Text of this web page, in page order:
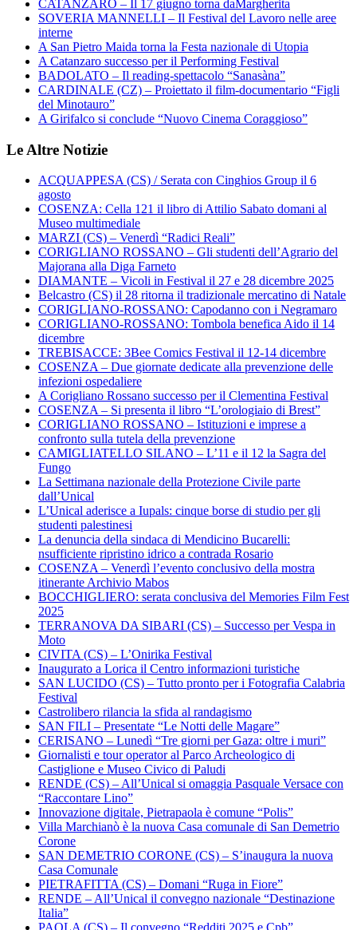
CATANZARO – Il 17 giugno torna daMargherita
SOVERIA MANNELLI – Il Festival del Lavoro nelle aree
interne
A San Pietro Maida torna la Festa nazionale di Utopia
A Catanzaro successo per il Performing Festival
BADOLATO – Il reading-spettacolo “Sanasàna”
CARDINALE (CZ) – Proiettato il film-documentario “Figli
del Minotauro”
A Girifalco si conclude “Nuovo Cinema Coraggioso”
Le Altre Notizie
ACQUAPPESA (CS) / Serata con Cinghios Group il 6
agosto
COSENZA: Cella 121 il libro di Attilio Sabato domani al
Museo multimediale
MARZI (CS) – Venerdì “Radici Reali”
CORIGLIANO ROSSANO – Gli studenti dell’Agrario del
Majorana alla Diga Farneto
DIAMANTE – Vicoli in Festival il 27 e 28 dicembre 2025
Belcastro (CS) il 28 ritorna il tradizionale mercatino di Natale
CORIGLIANO-ROSSANO: Capodanno con i Negramaro
CORIGLIANO-ROSSANO: Tombola benefica Aido il 14
dicembre
TREBISACCE: 3Bee Comics Festival il 12-14 dicembre
COSENZA – Due giornate dedicate alla prevenzione delle
infezioni ospedaliere
A Corigliano Rossano successo per il Clementina Festival
COSENZA – Si presenta il libro “L’orologiaio di Brest”
CORIGLIANO ROSSANO – Istituzioni e imprese a
confronto sulla tutela della prevenzione
CAMIGLIATELLO SILANO – L’11 e il 12 la Sagra del
Fungo
La Settimana nazionale della Protezione Civile parte
dall’Unical
L’Unical aderisce a Iupals: cinque borse di studio per gli
studenti palestinesi
La denuncia della sindaca di Mendicino Bucarelli:
nsufficiente ripristino idrico a contrada Rosario
COSENZA – Venerdì l’evento conclusivo della mostra
itinerante Archivio Mabos
BOCCHIGLIERO: serata conclusiva del Memories Film Fest
2025
TERRANOVA DA SIBARI (CS) – Successo per Vespa in
Moto
CIVITA (CS) – L’Onirika Festival
Inaugurato a Lorica il Centro informazioni turistiche
SAN LUCIDO (CS) – Tutto pronto per i Fotografia Calabria
Festival
Castrolibero rilancia la sfida al randagismo
SAN FILI – Presentate “Le Notti delle Magare”
CERISANO – Lunedì “Tre giorni per Gaza: oltre i muri”
Giornalisti e tour operator al Parco Archeologico di
Castiglione e Museo Civico di Paludi
RENDE (CS) – All’Unical si omaggia Pasquale Versace con
“Raccontare Lino”
Innovazione digitale, Pietrapaola è comune “Polis”
Villa Marchianò è la nuova Casa comunale di San Demetrio
Corone
SAN DEMETRIO CORONE (CS) – S’inaugura la nuova
Casa Comunale
PIETRAFITTA (CS) – Domani “Ruga in Fiore”
RENDE – All’Unical il convegno nazionale “Destinazione
Italia”